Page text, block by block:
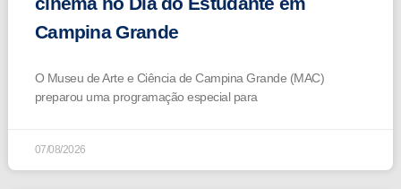
Campina Grande
O Museu de Arte e Ciência de Campina Grande (MAC)
preparou uma programação especial para
07/08/2026